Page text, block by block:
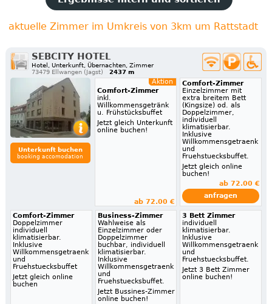
aktuelle Zimmer im Umkreis von 3km um Rattstadt
SEBCITY HOTEL
Hotel, Unterkunft, Übernachten, Zimmer
73479 Ellwangen (Jagst)
2437 m
Unterkunft buchen
booking accomodation
Aktion
Comfort-Zimmer
inkl.
Willkommensgetränk
u. Frühstücksbuffet
Jetzt gleich Unterkunft
online buchen!
ab 72.00 €
Comfort-Zimmer
Einzelzimmer mit
extra breitem Bett
(Kingsize) od. als
Doppelzimmer,
individuell
klimatisierbar.
Inklusive
Willkommensgetraenk
und
Fruehstuecksbuffet.
Jetzt gleich online
buchen!
ab 72.00 €
anfragen
Comfort-Zimmer
Doppelzimmer
individuell
klimatisierbar.
Inklusive
Willkommensgetraenk
und
Fruehstuecksbuffet
Jetzt gleich online
buchen
Business-Zimmer
Wahlweise als
Einzelzimmer oder
Doppelzimmer
buchbar, individuell
klimatisierbar.
Inklusive
Willkommensgetraenk
und
Fruehstuecksbuffet.
Jetzt Bussines-Zimmer
online buchen!
3 Bett Zimmer
individuell
klimatisierbar.
Inklusive
Willkommensgetraenk
und
Fruehstuecksbuffet.
Jetzt 3 Bett Zimmer
online buchen!